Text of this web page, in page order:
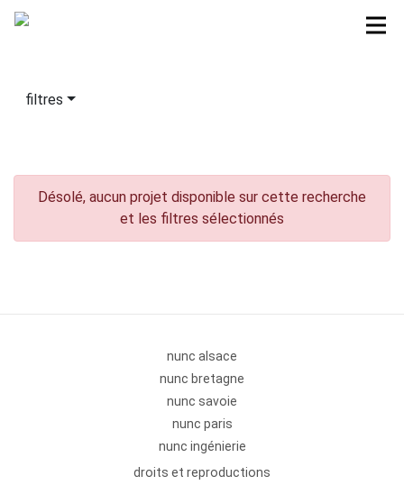
filtres
Désolé, aucun projet disponible sur cette recherche
et les filtres sélectionnés
nunc alsace
nunc bretagne
nunc savoie
nunc paris
nunc ingénierie
droits et reproductions